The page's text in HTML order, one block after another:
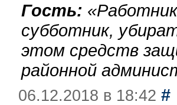
Гость: «
субботник,
этом средств
районной
06.12.2018 в 18:42 #